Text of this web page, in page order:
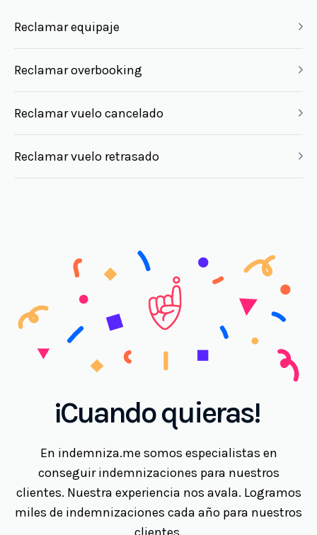
Reclamar equipaje
Reclamar overbooking
Reclamar vuelo cancelado
Reclamar vuelo retrasado
¡Cuando quieras!
En indemniza.me somos especialistas en
conseguir indemnizaciones para nuestros
clientes. Nuestra experiencia nos avala. Logramos
miles de indemnizaciones cada año para nuestros